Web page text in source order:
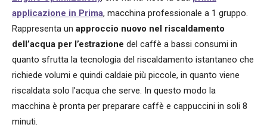
applicazione in Prima, macchina professionale a 1 gruppo.
Rappresenta un approccio nuovo nel riscaldamento
dell’acqua per l’estrazione del caffè a bassi consumi in
quanto sfrutta la tecnologia del riscaldamento istantaneo che
richiede volumi e quindi caldaie più piccole, in quanto viene
riscaldata solo l’acqua che serve. In questo modo la
macchina è pronta per preparare caffè e cappuccini in soli 8
minuti.